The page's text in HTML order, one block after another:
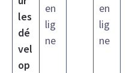
les
dé
vel
op
en
lig
ne
en
lig
ne